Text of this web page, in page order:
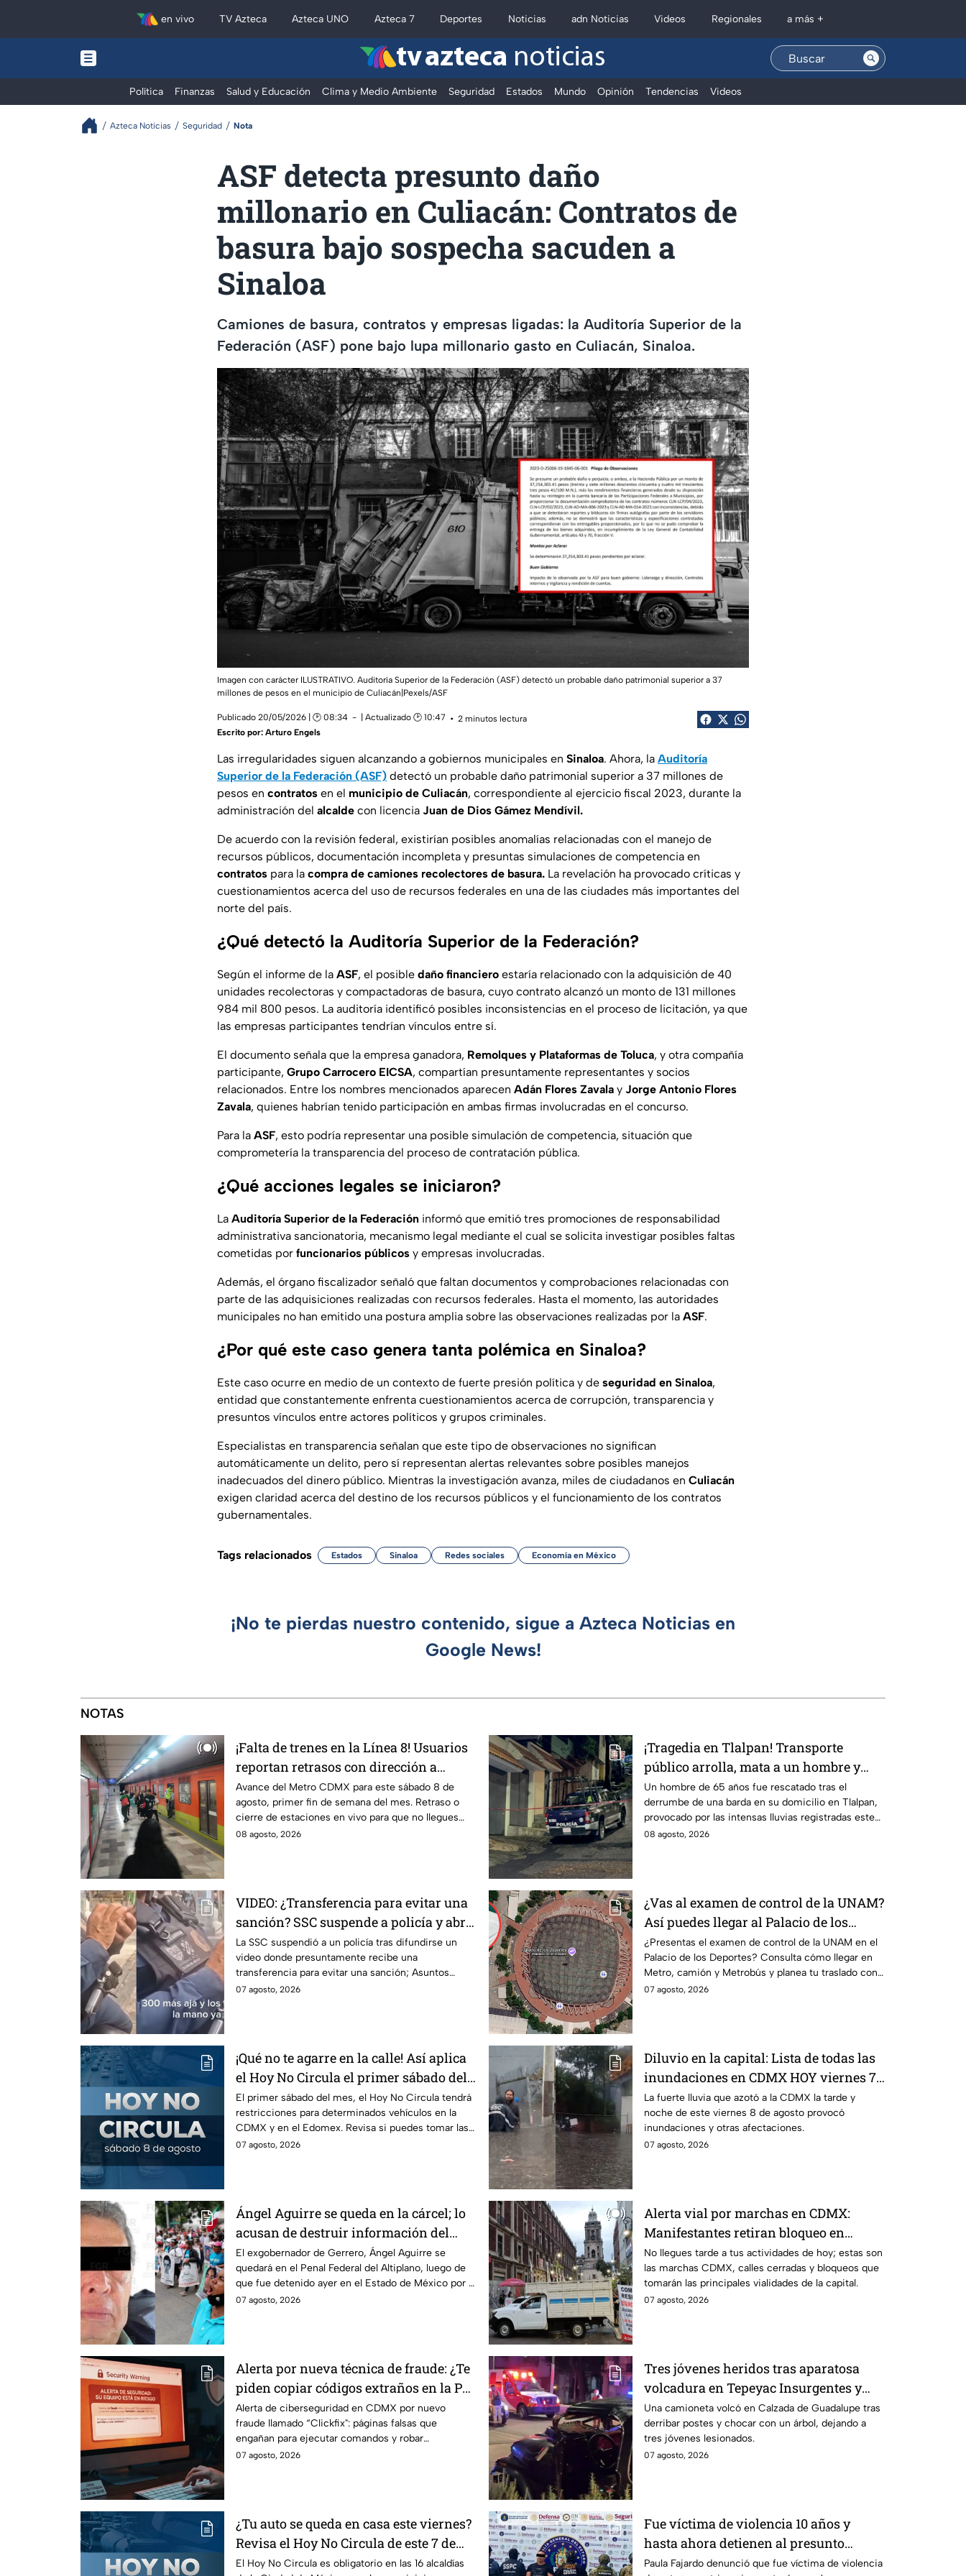
en vivo TV Azteca Azteca UNO Azteca 7 Deportes Noticias adn Noticias Videos Regionales a más +
tv azteca noticias
Política Finanzas Salud y Educación Clima y Medio Ambiente Seguridad Estados Mundo Opinión Tendencias Videos
Azteca Noticias Seguridad Nota
ASF detecta presunto daño
millonario en Culiacán: Contratos de
basura bajo sospecha sacuden a
Sinaloa
Camiones de basura, contratos y empresas ligadas: la Auditoría Superior de la
Federación (ASF) pone bajo lupa millonario gasto en Culiacán, Sinaloa.
Imagen con carácter ILUSTRATIVO. Auditoría Superior de la Federación (ASF) detectó un probable daño patrimonial superior a 37
millones de pesos en el municipio de Culiacán|Pexels/ASF
Publicado 20/05/2026 | 🕑 08:34 | Actualizado 🕑 10:47
2 minutos lectura
Escrito por: Arturo Engels
Las irregularidades siguen alcanzando a gobiernos municipales en Sinaloa. Ahora, la Auditoría
Superior de la Federación (ASF) detectó un probable daño patrimonial superior a 37 millones de
pesos en contratos en el municipio de Culiacán, correspondiente al ejercicio fiscal 2023, durante la
administración del alcalde con licencia Juan de Dios Gámez Mendívil.
De acuerdo con la revisión federal, existirían posibles anomalías relacionadas con el manejo de
recursos públicos, documentación incompleta y presuntas simulaciones de competencia en
contratos para la compra de camiones recolectores de basura. La revelación ha provocado críticas y
cuestionamientos acerca del uso de recursos federales en una de las ciudades más importantes del
norte del país.
¿Qué detectó la Auditoría Superior de la Federación?
Según el informe de la ASF, el posible daño financiero estaría relacionado con la adquisición de 40
unidades recolectoras y compactadoras de basura, cuyo contrato alcanzó un monto de 131 millones
984 mil 800 pesos. La auditoría identificó posibles inconsistencias en el proceso de licitación, ya que
las empresas participantes tendrían vínculos entre sí.
El documento señala que la empresa ganadora, Remolques y Plataformas de Toluca, y otra compañía
participante, Grupo Carrocero EICSA, compartían presuntamente representantes y socios
relacionados. Entre los nombres mencionados aparecen Adán Flores Zavala y Jorge Antonio Flores
Zavala, quienes habrían tenido participación en ambas firmas involucradas en el concurso.
Para la ASF, esto podría representar una posible simulación de competencia, situación que
comprometería la transparencia del proceso de contratación pública.
¿Qué acciones legales se iniciaron?
La Auditoría Superior de la Federación informó que emitió tres promociones de responsabilidad
administrativa sancionatoria, mecanismo legal mediante el cual se solicita investigar posibles faltas
cometidas por funcionarios públicos y empresas involucradas.
Además, el órgano fiscalizador señaló que faltan documentos y comprobaciones relacionadas con
parte de las adquisiciones realizadas con recursos federales. Hasta el momento, las autoridades
municipales no han emitido una postura amplia sobre las observaciones realizadas por la ASF.
¿Por qué este caso genera tanta polémica en Sinaloa?
Este caso ocurre en medio de un contexto de fuerte presión política y de seguridad en Sinaloa,
entidad que constantemente enfrenta cuestionamientos acerca de corrupción, transparencia y
presuntos vínculos entre actores políticos y grupos criminales.
Especialistas en transparencia señalan que este tipo de observaciones no significan
automáticamente un delito, pero sí representan alertas relevantes sobre posibles manejos
inadecuados del dinero público. Mientras la investigación avanza, miles de ciudadanos en Culiacán
exigen claridad acerca del destino de los recursos públicos y el funcionamiento de los contratos
gubernamentales.
Tags relacionados Estados Sinaloa Redes sociales Economía en México
¡No te pierdas nuestro contenido, sigue a Azteca Noticias en
Google News!
NOTAS
¡Falta de trenes en la Línea 8! Usuarios
reportan retrasos con dirección a
Garibaldi
Avance del Metro CDMX para este sábado 8 de
agosto, primer fin de semana del mes. Retraso o
cierre de estaciones en vivo para que no llegues
tarde.
08 agosto, 2026
¡Tragedia en Tlalpan! Transporte
público arrolla, mata a un hombre y
huye
Un hombre de 65 años fue rescatado tras el
derrumbe de una barda en su domicilio en Tlalpan,
provocado por las intensas lluvias registradas este
viernes en la zona.
08 agosto, 2026
VIDEO: ¿Transferencia para evitar una
sanción? SSC suspende a policía y abre
investigación
La SSC suspendió a un policía tras difundirse un
video donde presuntamente recibe una
transferencia para evitar una sanción; Asuntos
Internos ya investiga.
07 agosto, 2026
¿Vas al examen de control de la UNAM?
Así puedes llegar al Palacio de los
Deportes en Metro, camión y Metrobús
¿Presentas el examen de control de la UNAM en el
Palacio de los Deportes? Consulta cómo llegar en
Metro, camión y Metrobús y planea tu traslado con
anticipación.
07 agosto, 2026
¡Qué no te agarre en la calle! Así aplica
el Hoy No Circula el primer sábado del
mes
El primer sábado del mes, el Hoy No Circula tendrá
restricciones para determinados vehículos en la
CDMX y en el Edomex. Revisa si puedes tomar las
llaves y arrancar.
07 agosto, 2026
Diluvio en la capital: Lista de todas las
inundaciones en CDMX HOY viernes 7
de agosto
La fuerte lluvia que azotó a la CDMX la tarde y
noche de este viernes 8 de agosto provocó
inundaciones y otras afectaciones.
07 agosto, 2026
Ángel Aguirre se queda en la cárcel; lo
acusan de destruir información del
caso Ayotzinapa
El exgobernador de Gerrero, Ángel Aguirre se
quedará en el Penal Federal del Altiplano, luego de
que fue detenido ayer en el Estado de México por el
caso Ayotzinapa.
07 agosto, 2026
Alerta vial por marchas en CDMX:
Manifestantes retiran bloqueo en
Canela y Eje 3 Sur, colonia Granjas
México
No llegues tarde a tus actividades de hoy; estas son
las marchas CDMX, calles cerradas y bloqueos que
tomarán las principales vialidades de la capital.
07 agosto, 2026
Alerta por nueva técnica de fraude: ¿Te
piden copiar códigos extraños en la PC?
Cuidado, podrías ser víctima del
peligroso "Clickfix"
Alerta de ciberseguridad en CDMX por nuevo
fraude llamado “Clickfix": páginas falsas que
engañan para ejecutar comandos y robar
información de tu equipo.
07 agosto, 2026
Tres jóvenes heridos tras aparatosa
volcadura en Tepeyac Insurgentes y
operativo en la Juárez, mientras
dormía
Una camioneta volcó en Calzada de Guadalupe tras
derribar postes y chocar con un árbol, dejando a
tres jóvenes lesionados.
07 agosto, 2026
¿Tu auto se queda en casa este viernes?
Revisa el Hoy No Circula de este 7 de
agosto
El Hoy No Circula es obligatorio en las 16 alcaldías
Fue víctima de violencia 10 años y
hasta ahora detienen al presunto
agresor: el caso de Paula Fajardo
Paula Fajardo denunció que fue víctima de violencia